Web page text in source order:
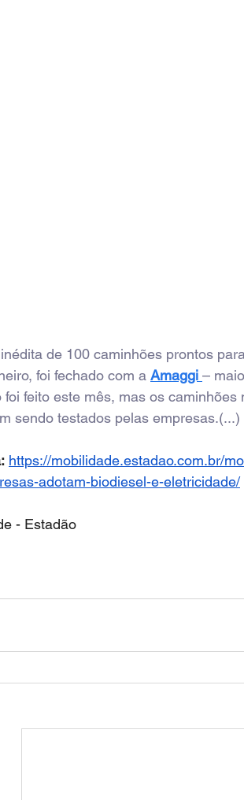
de 100 caminhões prontos
foi fechado com a Amaggi –
feito este mês, mas os caminhões
sendo testados pelas empresas.(...)
https://mobilidade.estadao.com.br/
adotam-biodiesel-e-eletricidade/
- Estadão